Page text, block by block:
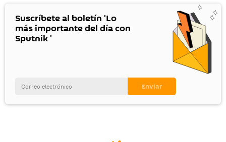
Suscríbete al boletín 'Lo
más importante del día con
Sputnik '